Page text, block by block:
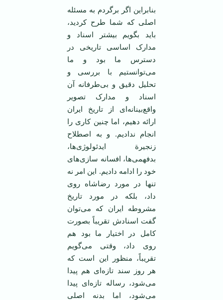
بنابراین اگر برگردم به مسئله
اصلی که شما طرح کردید،
باید بگویم بیشتر اسناد و
مدارک اساسی تاریخی در
دسترس ما بود و ما
می‌توانستیم با بررسی و
تحلیل دقیق و بی‌طرفانه آن
اسناد و مدارک تصویر
واقع‌بینانه‌ای از تاریخ ایران
ارائه دهیم، اما چنین کاری را
انجام ندادیم. و به اصطلاح
زنجیرة ایدئولوژی‌ها،
بدفهمی‌ها، افسانه‌ سازی‌های
خود را ادامه دادیم. این امر نه
تنها در مورد رضاشاه روی
داد، بلکه در مورد تاریخ
مشروطه ایران که می‌توان
گفت اسنادش تقریباً بصورت
کامل در اختیار ما بود هم
روی داد، وقتی می‌گویم
تقریباً، منظور این است که
هر روز سند تازه‌ای هم پیدا
می‌شود، رساله تازه‌ای پیدا
می‌شود، اما بدنه اصلی